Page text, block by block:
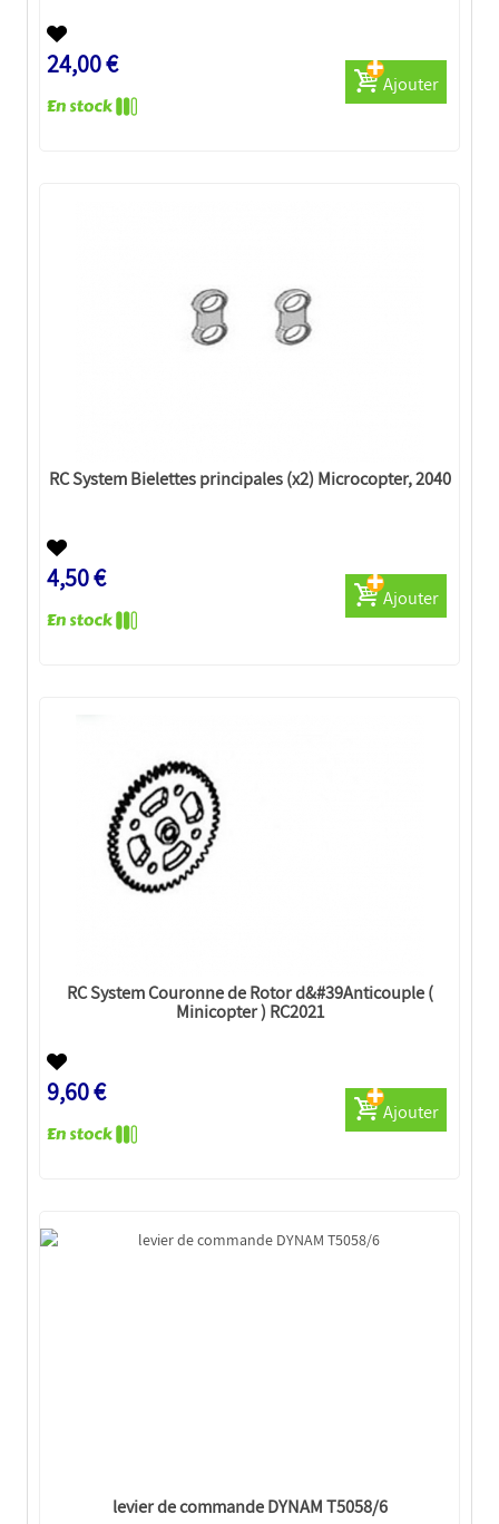
24,00 €
Ajouter
RC System Bielettes principales (x2) Microcopter, 2040
4,50 €
Ajouter
RC System Couronne de Rotor d&#39Anticouple (
Minicopter ) RC2021
9,60 €
Ajouter
levier de commande DYNAM T5058/6